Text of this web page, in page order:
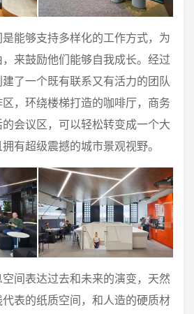
能够支持多样化的工作方式，为
来鼓励他们能够自我成长。经过
了一个既有联系又有活力的团队
，环绕楼梯打造的咖啡厅，商务
会议区，可以轻松转变成一个大
有超级震撼的城市景观视野。
间表达过去和未来的演变，天然
表的纸质空间，和人造的硬质材